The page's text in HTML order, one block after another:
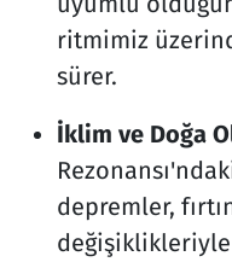
ritmimiz
sürer.
İklim ve Doğa
depremler,
değişiklikleriyle